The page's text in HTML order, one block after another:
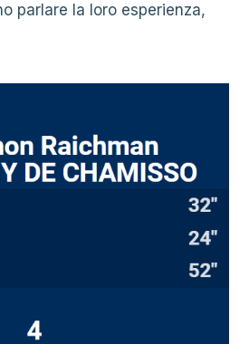
parlare la loro esperienza,